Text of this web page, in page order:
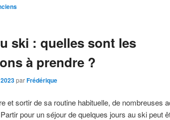
ski : quelles sont les
à prendre ?
parFrédérique
et sortir de sa routine habituelle, de nombreuses
pour un séjour de quelques jours au ski peut